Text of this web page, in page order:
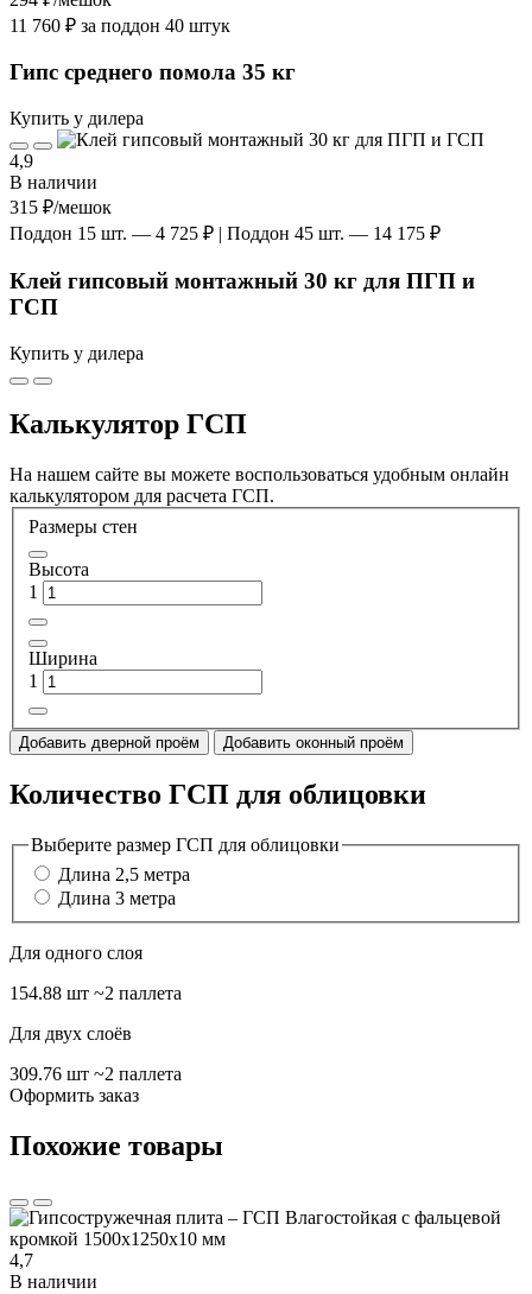
11 760 ₽ за поддон 40 штук
Гипс среднего помола 35 кг
Купить у дилера
4,9
В наличии
315 ₽/мешок
Поддон 15 шт. — 4 725 ₽ | Поддон 45 шт. — 14 175 ₽
Клей гипсовый монтажный 30 кг для ПГП и
ГСП
Купить у дилера
Калькулятор ГСП
На нашем сайте вы можете воспользоваться удобным онлайн
калькулятором для расчета ГСП.
Размеры стен
Высота
1
Ширина
1
Добавить дверной проём Добавить оконный проём
Количество ГСП для облицовки
Выберите размер ГСП для облицовки
Длина 2,5 метра
Длина 3 метра
Для одного слоя
154.88 шт ~2 паллета
Для двух слоёв
309.76 шт ~2 паллета
Оформить заказ
Похожие товары
4,7
В наличии